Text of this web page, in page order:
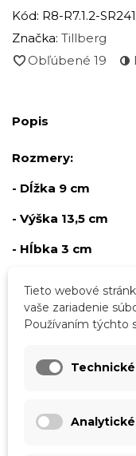
Kód: R8-R7.1.2-
Značka: Tillberg
Obľúbené 19
Popis
Rozmery:
- Dĺžka 9 cm
- Výška 13,5 cm
- Hĺbka 3 cm
Podrobnosti o
Materiál
Tieto webové
vaše zariadenie
Používaním týchto